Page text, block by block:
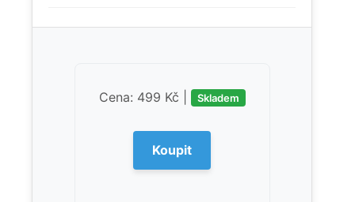
Cena: 499 Kč | Skladem
Koupit